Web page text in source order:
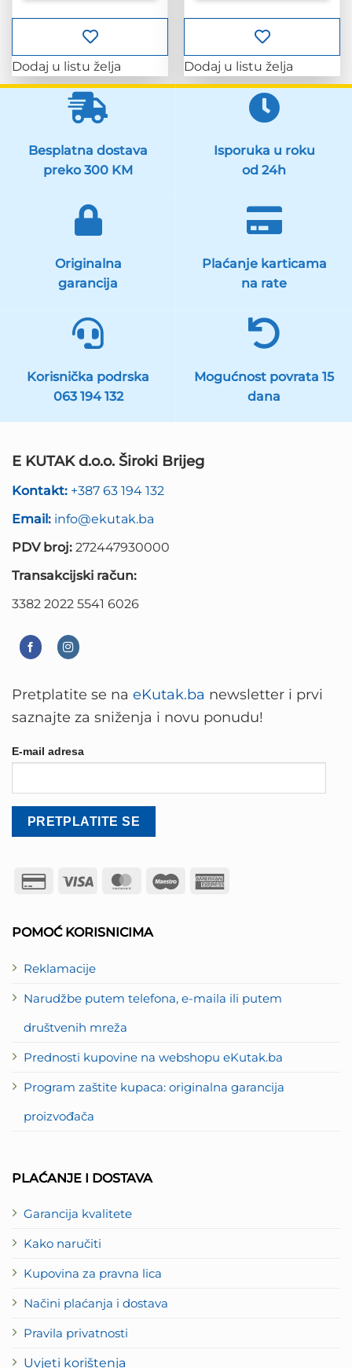
Dodaj u listu želja Dodaj u listu želja
Besplatna dostava
preko 300 KM
Isporuka u roku
od 24h
Originalna
garancija
Plaćanje karticama
na rate
Korisnička podrska
063 194 132
Mogućnost povrata 15
dana
E KUTAK d.o.o. Široki Brijeg
Kontakt: +387 63 194 132
Email: info@ekutak.ba
PDV broj: 272447930000
Transakcijski račun:
3382 2022 5541 6026
POMOĆ KORISNICIMA
Reklamacije
Narudžbe putem telefona, e-maila ili putem
društvenih mreža
Prednosti kupovine na webshopu eKutak.ba
Program zaštite kupaca: originalna garancija
proizvođača
PLAĆANJE I DOSTAVA
Garancija kvalitete
Kako naručiti
Kupovina za pravna lica
Načini plaćanja i dostava
Pravila privatnosti
Uvjeti korištenja
Pretplatite se na eKutak.ba newsletter i prvi
saznajte za sniženja i novu ponudu!
E-mail adresa
Credit
Visa MasterCard
Maestro